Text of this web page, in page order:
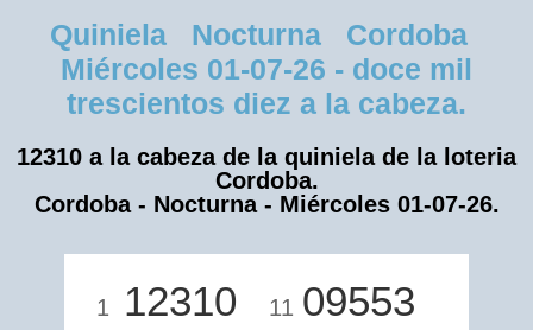
Quiniela Nocturna Cordoba
Miércoles 01-07-26 - doce mil
trescientos diez a la cabeza.
12310 a la cabeza de la quiniela de la loteria
Cordoba.
Cordoba - Nocturna - Miércoles 01-07-26.
1 12310 11 09553